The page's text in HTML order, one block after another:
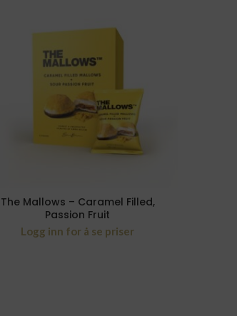
The Mallows – Caramel Filled,
Passion Fruit
Logg inn for å se priser